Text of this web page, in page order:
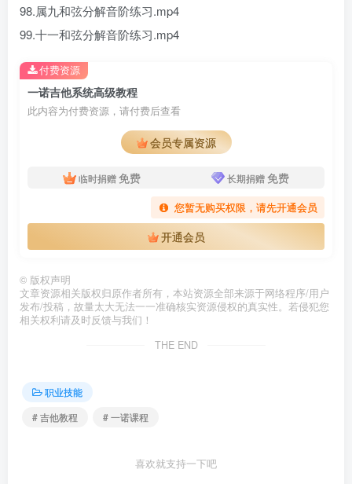
98.属九和弦分解音阶练习.mp4
99.十一和弦分解音阶练习.mp4
一诺吉他系统高级教程
此内容为付费资源，请付费后查看
会员专属资源
临时捐赠免费 长期捐赠免费
您暂无购买权限，请先开通会员
开通会员
付费资源
© 版权声明
文章资源相关版权归原作者所有，本站资源全部来源于网络程序/用户
发布/投稿，故量太大无法一一准确核实资源侵权的真实性。若侵犯您
相关权利请及时反馈与我们！
THE END
职业技能
# 吉他教程
# 一诺课程
喜欢就支持一下吧